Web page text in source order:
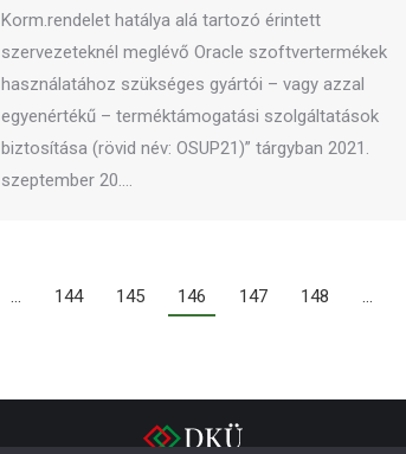
Korm.rendelet hatálya alá tartozó érintett
szervezeteknél meglévő Oracle szoftvertermékek
használatához szükséges gyártói – vagy azzal
egyenértékű – terméktámogatási szolgáltatások
biztosítása (rövid név: OSUP21)” tárgyban 2021.
szeptember 20.…
… 144 145 146 147 148 …